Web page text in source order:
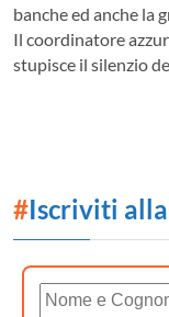
banche ed anche la
Il coordinatore
stupisce il silenzio
#Iscriviti